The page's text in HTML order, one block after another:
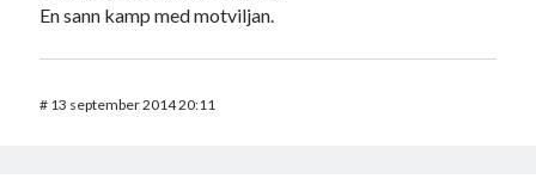
En sann kamp med motviljan.
# 13 september 2014 20:11